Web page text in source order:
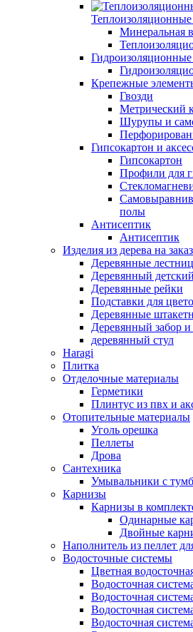
Минеральная
Крепежные
Гвозди
Метрический
Шурупы и
Гипсокартон и
Гипсокартон
Профили для
полы
Aнтисептик
Aнтисептик
Изделия из дерева на заказ
Деревянные
Деревянный
Деревянные рейки
Подставки для
Деревянные
Деревянный забор и
деревянный стул
Haragi
Плитка
Отделочные материалы
Герметики
Плинтус из пвх и
Отопительные материалы
Уголь орешка
Пеллеты
Дрова
Сантехника
Умывальники с
Карнизы
Карнизы в
Одинарные
Двойные
Наполнитель из пеллет
Водосточные системы
Цветная
Водосточная
Водосточная
Водосточная
Водосточная